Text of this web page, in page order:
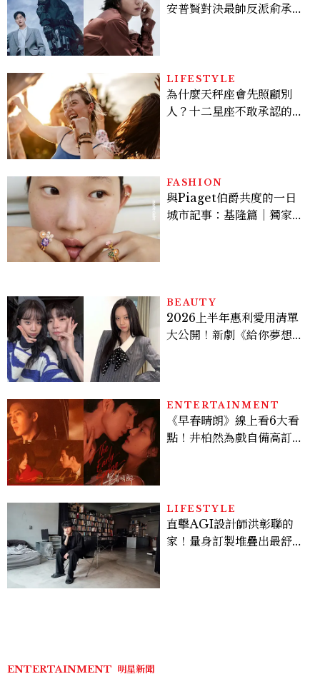
安普賢對決最帥反派俞承
多大？
LIFESTYLE
為什麼天秤座會先照顧別
人？十二星座不敢承認的一
FASHION
與Piaget伯爵共度的一日
城市記事：基隆篇｜獨家影
BEAUTY
2026上半年惠利愛用清單
大公開！新劇《給你夢想》
ENTERTAINMENT
《早春晴朗》線上看6大看
點！井柏然為戲自備高訂，
LIFESTYLE
直擊AGI設計師洪彰聯的
家！量身訂製堆疊出最舒適
ENTERTAINMENT 明星新聞